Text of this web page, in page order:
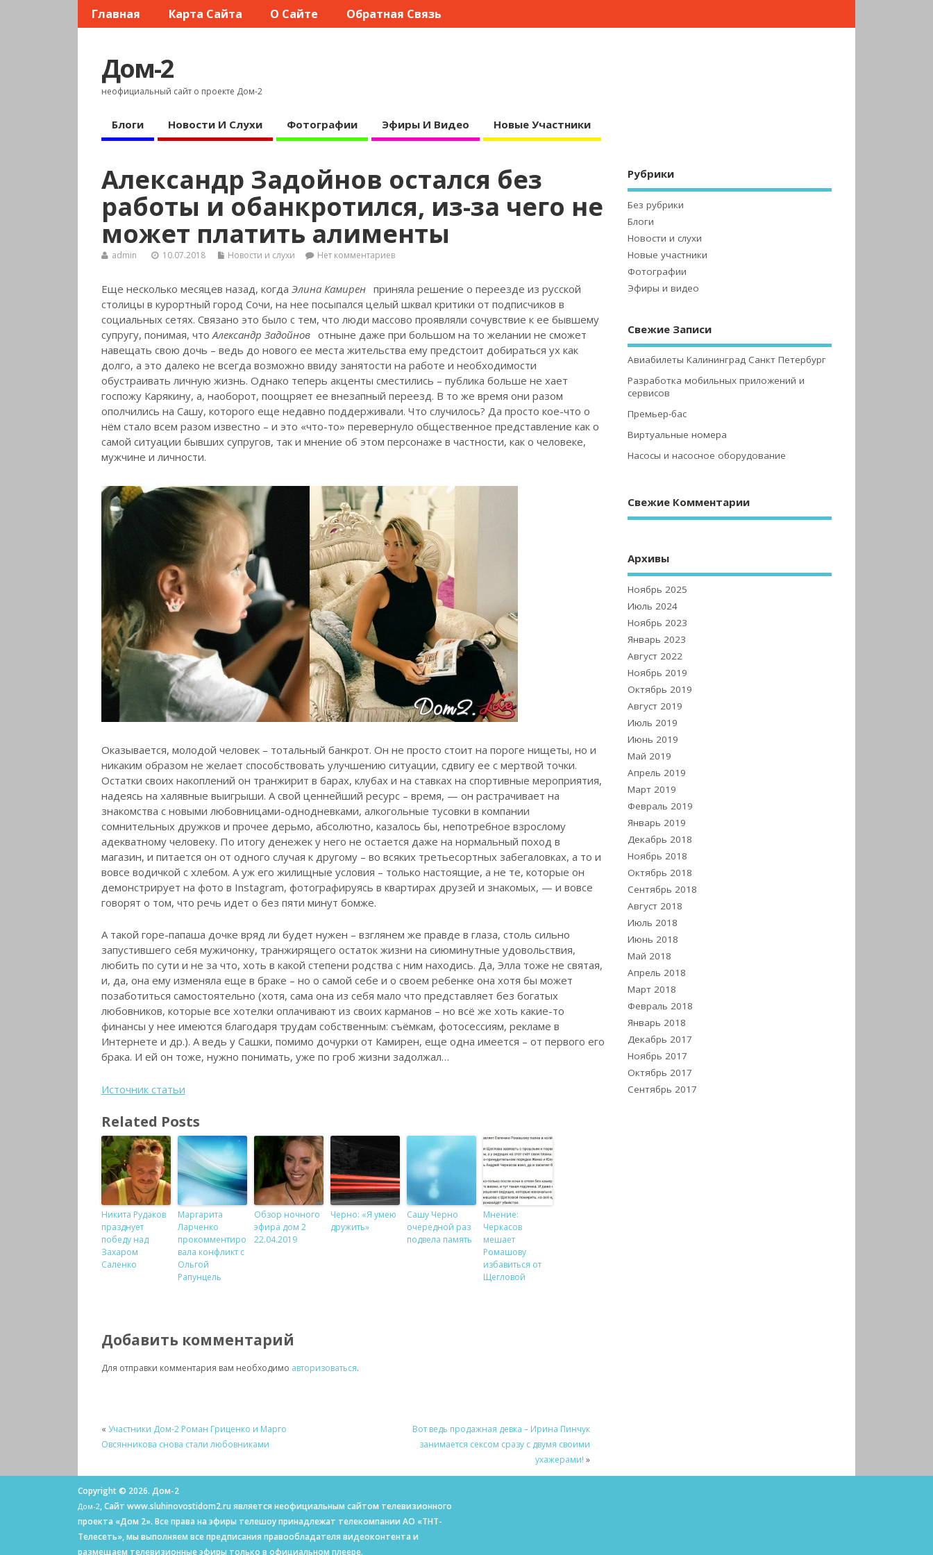
Главная Карта Сайта О Сайте Обратная Связь
Дом-2
неофициальный сайт о проекте Дом-2
Блоги Новости И Слухи Фотографии Эфиры И Видео Новые Участники
Александр Задойнов остался без
работы и обанкротился, из-за чего не
может платить алименты
admin 10.07.2018 Новости и слухи Нет комментариев
Еще несколько месяцев назад, когда Элина Камирен приняла решение о переезде из русской
столицы в курортный город Сочи, на нее посыпался целый шквал критики от подписчиков в
социальных сетях. Связано это было с тем, что люди массово проявляли сочувствие к ее бывшему
супругу, понимая, чтоАлександр Задойнов отныне даже при большом на то желании не сможет
навещать свою дочь – ведь до нового ее места жительства ему предстоит добираться ух как
долго, а это далеко не всегда возможно ввиду занятости на работе и необходимости
обустраивать личную жизнь. Однако теперь акценты сместились – публика больше не хает
госпожу Карякину, а, наоборот, поощряет ее внезапный переезд. В то же время они разом
ополчились на Сашу, которого еще недавно поддерживали. Что случилось? Да просто кое-что о
нём стало всем разом известно – и это «что-то» перевернуло общественное представление как о
самой ситуации бывших супругов, так и мнение об этом персонаже в частности, как о человеке,
мужчине и личности.
Оказывается, молодой человек – тотальный банкрот. Он не просто стоит на пороге нищеты, но и
никаким образом не желает способствовать улучшению ситуации, сдвигу ее с мертвой точки.
Остатки своих накоплений он транжирит в барах, клубах и на ставках на спортивные мероприятия,
надеясь на халявные выигрыши. А свой ценнейший ресурс – время, — он растрачивает на
знакомства с новыми любовницами-однодневками, алкогольные тусовки в компании
сомнительных дружков и прочее дерьмо, абсолютно, казалось бы, непотребное взрослому
адекватному человеку. По итогу денежек у него не остается даже на нормальный поход в
магазин, и питается он от одного случая к другому – во всяких третьесортных забегаловках, а то и
вовсе водичкой с хлебом. А уж его жилищные условия – только настоящие, а не те, которые он
демонстрирует на фото в Instagram, фотографируясь в квартирах друзей и знакомых, — и вовсе
говорят о том, что речь идет о без пяти минут бомже.
А такой горе-папаша дочке вряд ли будет нужен – взглянем же правде в глаза, столь сильно
запустившего себя мужичонку, транжирящего остаток жизни на сиюминутные удовольствия,
любить по сути и не за что, хоть в какой степени родства с ним находись. Да, Элла тоже не святая,
и, да, она ему изменяла еще в браке – но о самой себе и о своем ребенке она хотя бы может
позаботиться самостоятельно (хотя, сама она из себя мало что представляет без богатых
любовников, которые все хотелки оплачивают из своих карманов – но всё же хоть какие-то
финансы у нее имеются благодаря трудам собственным: съёмкам, фотосессиям, рекламе в
Интернете и др.). А ведь у Сашки, помимо дочурки от Камирен, еще одна имеется – от первого его
брака. И ей он тоже, нужно понимать, уже по гроб жизни задолжал…
Источник статьи
Related Posts
Никита Рудаков
празднует
победу над
Захаром
Саленко
Маргарита
Ларченко
прокомментиро
вала конфликт с
Ольгой
Рапунцель
Обзор ночного
эфира дом 2
22.04.2019
Черно: «Я умею
дружить»
Сашу Черно
очередной раз
подвела память
Мнение:
Черкасов
мешает
Ромашову
избавиться от
Щегловой
Добавить комментарий
Для отправки комментария вам необходимо авторизоваться.
« Участники Дом-2 Роман Гриценко и Марго
Овсянникова снова стали любовниками
Вот ведь продажная девка – Ирина Пинчук
занимается сексом сразу с двумя своими
ухажерами! »
Рубрики
Без рубрики
Блоги
Новости и слухи
Новые участники
Фотографии
Эфиры и видео
Свежие Записи
Авиабилеты Калининград Санкт Петербург
Разработка мобильных приложений и
сервисов
Премьер-бас
Виртуальные номера
Насосы и насосное оборудование
Свежие Комментарии
Архивы
Ноябрь 2025
Июль 2024
Ноябрь 2023
Январь 2023
Август 2022
Ноябрь 2019
Октябрь 2019
Август 2019
Июль 2019
Июнь 2019
Май 2019
Апрель 2019
Март 2019
Февраль 2019
Январь 2019
Декабрь 2018
Ноябрь 2018
Октябрь 2018
Сентябрь 2018
Август 2018
Июль 2018
Июнь 2018
Май 2018
Апрель 2018
Март 2018
Февраль 2018
Январь 2018
Декабрь 2017
Ноябрь 2017
Октябрь 2017
Сентябрь 2017
Copyright © 2026. Дом-2
Дом-2, Сайт www.sluhinovostidom2.ru является неофициальным сайтом телевизионного
проекта «Дом 2». Все права на эфиры телешоу принадлежат телекомпании АО «ТНТ-
Телесеть», мы выполняем все предписания правообладателя видеоконтента и
размещаем телевизионные эфиры только в официальном плеере.